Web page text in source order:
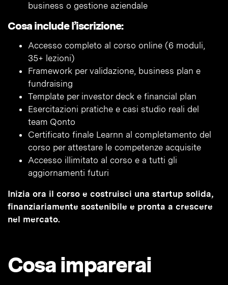
business o gestione aziendale
Cosa include l’iscrizione:
Accesso completo al corso online (6 moduli,
35+ lezioni)
Framework per validazione, business plan e
fundraising
Template per investor deck e financial plan
Esercitazioni pratiche e casi studio reali del
team Qonto
Certificato finale Learnn al completamento del
corso per attestare le competenze acquisite
Accesso illimitato al corso e a tutti gli
aggiornamenti futuri
Inizia ora il corso e costruisci una startup solida,
finanziariamente sostenibile e pronta a crescere
nel mercato.
Cosa imparerai